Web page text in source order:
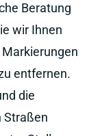
Beratung
wir Ihnen
entfernen.
die
Straßen